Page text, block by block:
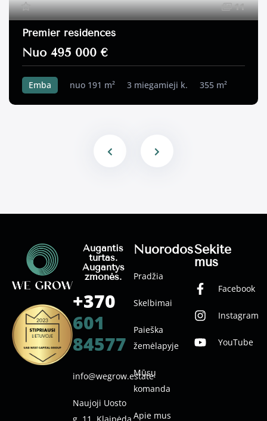
11
Premier residences
Nuo 495 000 €
Emba nuo 191 m² 3 miegamieji k. 355 m²
Nuorodos
Pradžia
Skelbimai
Paieška
žemėlapyje
Mūsų
komanda
Apie mus
Sekite
mus
Facebook
Instagram
YouTube
Augantis
turtas.
Augantys
žmonės.
+370
601
84577
info@wegrow.estate
Naujoji Uosto